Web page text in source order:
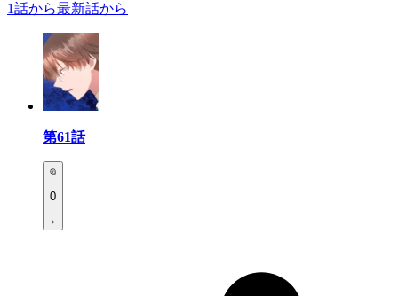
1話から最新話から
第61話
0